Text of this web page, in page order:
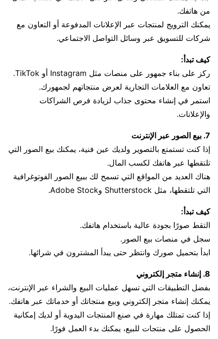
من هاتفك.
يمكنك الترويج لمنتجات عبر الإعلانات المدفوعة أو التعاون مع
شركات للتسويق عبر وسائل التواصل الاجتماعي.
كيف تبدأ:
ركز على بناء جمهور على منصات مثل Instagram أو TikTok.
تعاون مع العلامات التجارية لعرض منتجاتهم لجمهورك.
استمر في إنشاء محتوى جذاب لزيادة فرص الشراكات
والإعلانات.
7. بيع الصور عبر الإنترنت
إذا كنت تستمتع بالتصوير ولديك عين فنية، يمكنك بيع الصور التي
تلتقطها عبر هاتفك لكسب المال.
هناك العديد من المواقع التي تسمح لك ببيع الصور الفوتوغرافية
التي تلتقطها، مثل Shutterstock وAdobe Stock.
كيف تبدأ:
التقط صورًا بجودة عالية باستخدام هاتفك.
سجل في منصات بيع الصور.
ابدأ بتحميل صورك وانتظر حتى يبدأ المشترون في شرائها.
8. إنشاء متجر إلكتروني
بفضل التطبيقات التي تسهل عمليات البيع والشراء عبر الإنترنت،
يمكنك إنشاء متجر إلكتروني وبيع منتجاتك أو خدماتك عبر هاتفك.
إذا كنت تمتلك مهارة في صنع المنتجات اليدوية أو لديك إمكانية
الحصول على منتجات للبيع، يمكنك بدء العمل فورًا.